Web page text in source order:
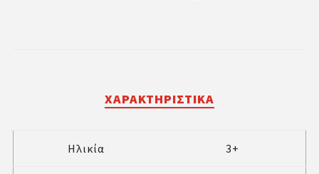
ΧΑΡΑΚΤΗΡΙΣΤΙΚΆ
Ηλικία 3+